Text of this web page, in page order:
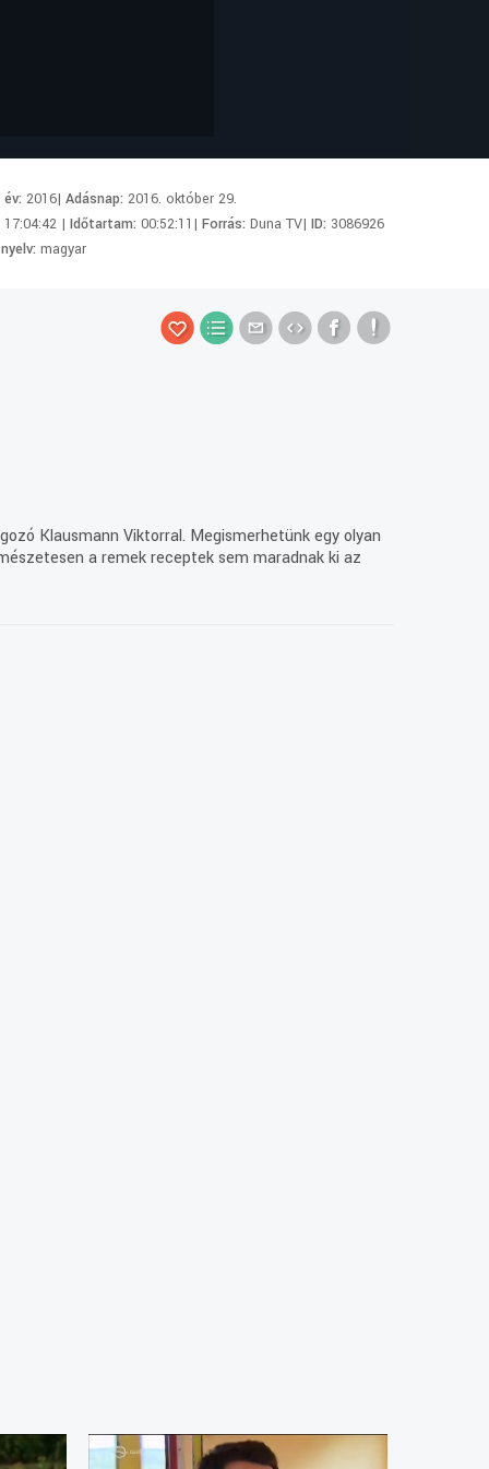
év:2016|Adásnap:2016. október 29.
17:04:42 |Időtartam:00:52:11|Forrás:Duna TV|ID: 3086926
magyar
Klausmann Viktorral. Megismerhetünk egy olyan
a remek receptek sem maradnak ki az